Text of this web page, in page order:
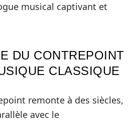
musical captivant et
DU CONTREPOINT
CLASSIQUE
remonte à des siècles,
avec le